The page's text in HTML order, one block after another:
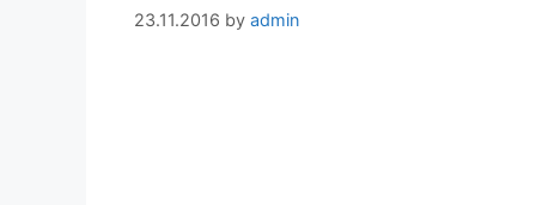
23.11.2016 by admin